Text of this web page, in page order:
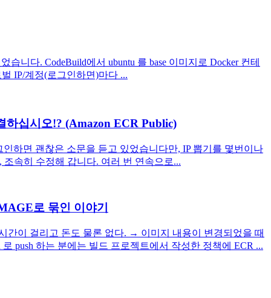
니다. CodeBuild에서 ubuntu 를 base 이미지로 Docker 컨테
IP/계정(로그인하면)마다 ...
십시오!? (Amazon ECR Public)
인하면 괜찮은 소문을 듣고 있었습니다만, IP 뽑기를 몇번이나
속히 수정해 갑니다. 여러 번 연속으로...
로 묶인 이야기
간이 걸리고 돈도 물론 없다. → 이미지 내용이 변경되었을 때
push 하는 분에는 빌드 프로젝트에서 작성한 정책에 ECR ...